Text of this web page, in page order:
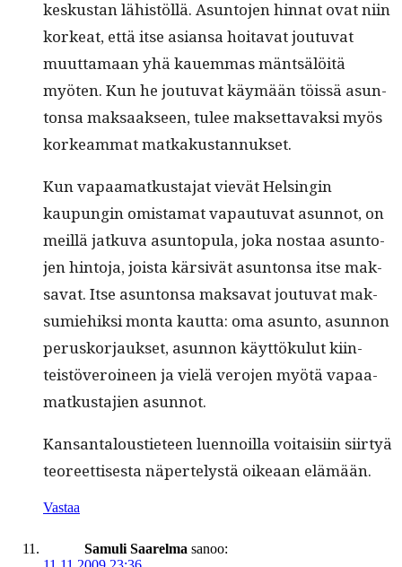
keskus­tan lähistöl­lä. Asun­to­jen hin­nat ovat niin
korkeat, että itse asiansa hoita­vat joutu­vat
muut­ta­maan yhä kauem­mas mäntsälöitä
myöten. Kun he joutu­vat käymään töis­sä asun­
ton­sa mak­saak­seen, tulee mak­set­tavak­si myös
korkeam­mat matkakustannukset.
Kun vapaa­matkus­ta­jat vievät Helsin­gin
kaupun­gin omis­ta­mat vapau­tu­vat asun­not, on
meil­lä jatku­va asun­top­u­la, joka nos­taa asun­to­
jen hin­to­ja, joista kär­sivät asun­ton­sa itse mak­
sa­vat. Itse asun­ton­sa mak­sa­vat joutu­vat mak­
sum­iehik­si mon­ta kaut­ta: oma asun­to, asun­non
perusko­r­jauk­set, asun­non käyt­töku­lut kiin­
teistöveroi­neen ja vielä vero­jen myötä vapaa­
matkus­ta­jien asunnot.
Kansan­talousti­eteen luen­noil­la voitaisi­in siir­tyä
teo­reet­tis­es­ta näpertelystä oikeaan elämään.
Vastaa
Samuli Saarelma sanoo: